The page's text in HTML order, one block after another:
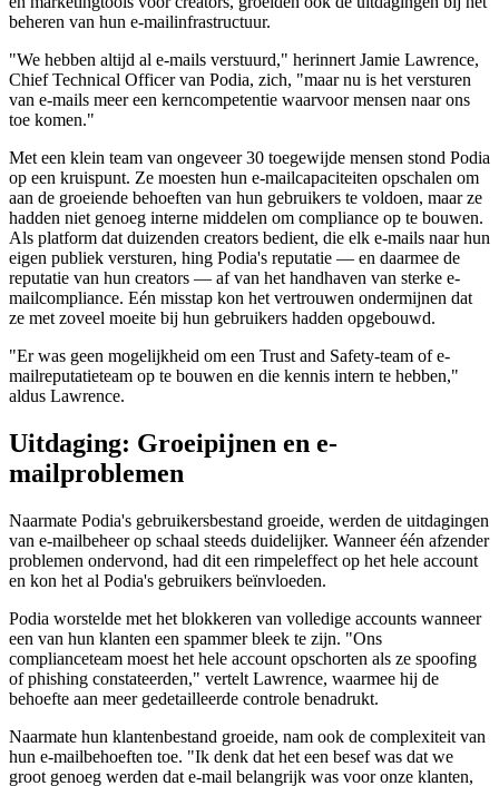
beheren van hun e-mailinfrastructuur.
"We hebben altijd al e-mails verstuurd," herinnert Jamie Lawrence,
Chief Technical Officer van Podia, zich, "maar nu is het versturen
van e-mails meer een kerncompetentie waarvoor mensen naar ons
toe komen."
Met een klein team van ongeveer 30 toegewijde mensen stond Podia
op een kruispunt. Ze moesten hun e-mailcapaciteiten opschalen om
aan de groeiende behoeften van hun gebruikers te voldoen, maar ze
hadden niet genoeg interne middelen om compliance op te bouwen.
Als platform dat duizenden creators bedient, die elk e-mails naar hun
eigen publiek versturen, hing Podia's reputatie — en daarmee de
reputatie van hun creators — af van het handhaven van sterke e-
mailcompliance. Eén misstap kon het vertrouwen ondermijnen dat
ze met zoveel moeite bij hun gebruikers hadden opgebouwd.
"Er was geen mogelijkheid om een Trust and Safety-team of e-
mailreputatieteam op te bouwen en die kennis intern te hebben,"
aldus Lawrence.
Uitdaging: Groeipijnen en e-
mailproblemen
Naarmate Podia's gebruikersbestand groeide, werden de uitdagingen
van e-mailbeheer op schaal steeds duidelijker. Wanneer één afzender
problemen ondervond, had dit een rimpeleffect op het hele account
en kon het al Podia's gebruikers beïnvloeden.
Podia worstelde met het blokkeren van volledige accounts wanneer
een van hun klanten een spammer bleek te zijn. "Ons
complianceteam moest het hele account opschorten als ze spoofing
of phishing constateerden," vertelt Lawrence, waarmee hij de
behoefte aan meer gedetailleerde controle benadrukt.
Naarmate hun klantenbestand groeide, nam ook de complexiteit van
hun e-mailbehoeften toe. "Ik denk dat het een besef was dat we
groot genoeg werden dat e-mail belangrijk was voor onze klanten,